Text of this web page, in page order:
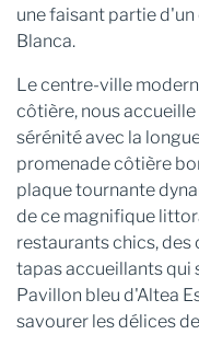
une faisant partie
Blanca.
Le centre-ville
côtière, nous
sérénité avec la
promenade côtière
plaque tournante
de ce magnifique
restaurants chics,
tapas accueillants qui
Pavillon bleu d'Altea
savourer les délices